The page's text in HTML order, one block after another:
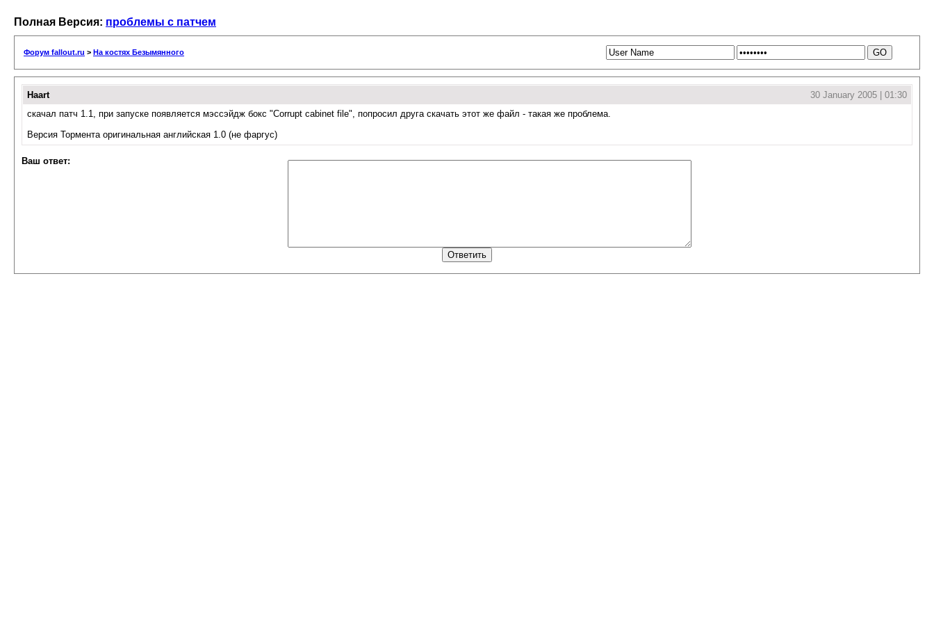
Полная Версия: проблемы с патчем
Форум fallout.ru > На костях Безымянного
Haart
30 January 2005 | 01:30
скачал патч 1.1, при запуске появляется мэссэйдж бокс "Corrupt cabinet file", попросил друга скачать этот же файл - такая же проблема.
Версия Тормента оригинальная английская 1.0 (не фаргус)
Ваш ответ: